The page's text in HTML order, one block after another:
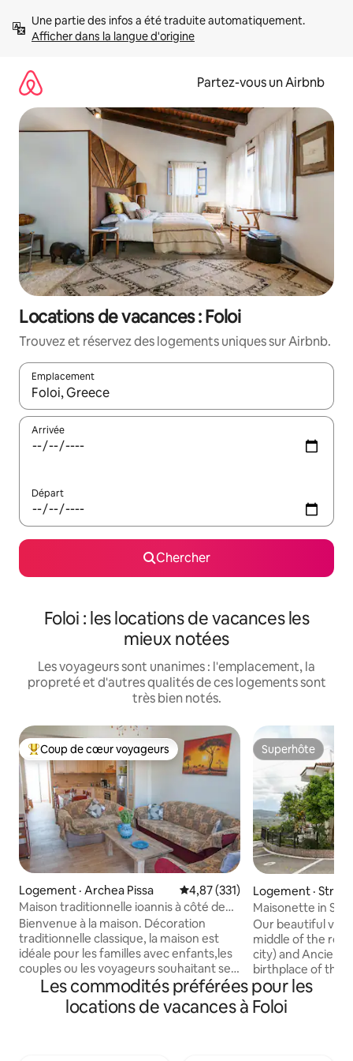
directement
Afficher dans la langue d'origine
Partez-vous un Airbnb
Locations de vacances : Foloi
Trouvez et réservez des logements uniques sur Airbnb.
Emplacement
Quand les résultats sont affichés, parcourez-les en utilisant
Arrivée
Départ
Chercher
Foloi : les locations de vacances les
mieux notées
Les voyageurs sont unanimes : l'emplacement, la
propreté et d'autres qualités de ces logements sont
très bien notés.
Coup de cœur voyageurs parmi les plus aimés
Coup de cœur voyageurs
Logement · Archea Pissa Note moyenne de 4,87 sur 5,
4,87 (331)
Maison traditionnelle ioannis à côté de
l'ancienne Olympie
Bienvenue à la maison. Décoration
traditionnelle classique, la maison est
idéale pour les familles avec enfants,les
couples ou les voyageurs souhaitant se
détendre ou explorer l'ancienne
Olympie à 2,5 km et du site
archéologique de l'ancienne Olympie.
Superhôte
Superhôte
Logement · Strefi
Maisonette in
Our beautiful
middle of the route Pyrgos (the capital
city) and Ancient
birthplace of the
and cozy home,
privileged
of a green plain
Les commodités préférées pour les
locations de vacances à Foloi